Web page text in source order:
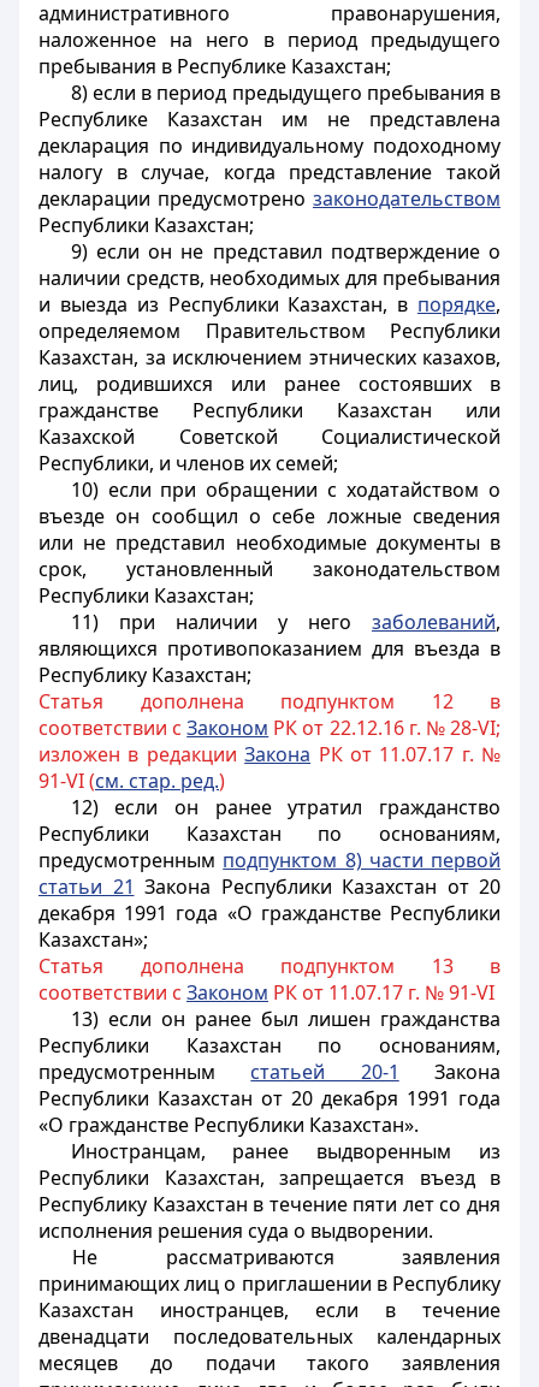
административного правонарушения,
наложенное на него в период предыдущего
пребывания в Республике Казахстан;
8) если в период предыдущего пребывания в
Республике Казахстан им не представлена
декларация по индивидуальному подоходному
налогу в случае, когда представление такой
декларации предусмотрено законодательством
Республики Казахстан;
9) если он не представил подтверждение о
наличии средств, необходимых для пребывания
и выезда из Республики Казахстан, в порядке,
определяемом Правительством Республики
Казахстан, за исключением этнических казахов,
лиц, родившихся или ранее состоявших в
гражданстве Республики Казахстан или
Казахской Советской Социалистической
Республики, и членов их семей;
10) если при обращении с ходатайством о
въезде он сообщил о себе ложные сведения
или не представил необходимые документы в
срок, установленный законодательством
Республики Казахстан;
11) при наличии у него заболеваний,
являющихся противопоказанием для въезда в
Республику Казахстан;
Статья дополнена подпунктом 12 в
соответствии сЗаконом РК от 22.12.16 г. № 28-VI;
изложен в редакцииЗакона РК от 11.07.17 г. №
91-VI (см. стар. ред.)
12) если он ранее утратил гражданство
Республики Казахстан по основаниям,
предусмотренным подпунктом 8) части первой
статьи 21 Закона Республики Казахстан от 20
декабря 1991 года «О гражданстве Республики
Казахстан»;
Статья дополнена подпунктом 13 в
соответствии с Законом РК от 11.07.17 г. № 91-VI
13) если он ранее был лишен гражданства
Республики Казахстан по основаниям,
предусмотренным статьей 20-1
Закона
Республики Казахстан от 20 декабря 1991 года
«О гражданстве Республики Казахстан».
Иностранцам, ранее выдворенным из
Республики Казахстан, запрещается въезд в
Республику Казахстан в течение пяти лет со дня
исполнения решения суда о выдворении.
Не рассматриваются заявления
принимающих лиц о приглашении в Республику
Казахстан иностранцев, если в течение
двенадцати последовательных календарных
месяцев до подачи такого заявления